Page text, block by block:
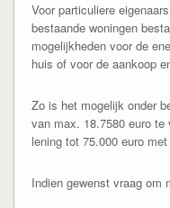
Voor particuliere
bestaande woningen
mogelijkheden voor de
huis of voor de aankoop
Zo is het mogelijk onder
van max. 18.7580 euro
lening tot 75.000 euro
Indien gewenst vraag om